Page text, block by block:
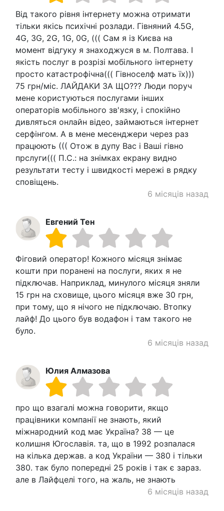
Від такого рівня інтернету можна отримати
тільки якісь психічні розлади. Гівняний 4.5G,
4G, 3G, 2G, 1G, 0G, ((( Сам я із Києва на
момент відгуку я знаходжуся в м. Полтава. І
якість послуг в розрізі мобільного інтернету
просто катастрофічна((( Гівноселф мать їх)))
75 грн/міс. ЛАЙДАКИ ЗА ЩО??? Люди поруч
мене користуються послугами інших
операторів мобільного зв'язку, і спокійно
дивляться онлайн відео, займаються інтернет
серфінгом. А в мене месенджери через раз
працюють ((( Отож в дупу Вас і Ваші гівно
прслуги((( П.С.: на знімках екрану видно
результати тесту і швидкості мережі в рядку
сповіщень.
6 місяців назад
Евгений Тен
Фіговий оператор! Кожного місяця знімає
кошти при поранені на послуги, яких я не
підключав. Наприклад, минулого місяця зняли
15 грн на сховище, цього місяця вже 30 грн,
при тому, що я нічого не підключаю. Втопку
лайф! До цього був водафон і там такого не
було.
6 місяців назад
Юлия Алмазова
про що взагалі можна говорити, якщо
працівники компанії не знають, який
міжнародний код має Україна? 38 — це
колишня Югославія. та, що в 1992 розпалася
на кілька держав. а код України — 380 і тільки
380. так було попередні 25 років і так є зараз.
але в Лайфцелі того, на жаль, не знають
6 місяців назад